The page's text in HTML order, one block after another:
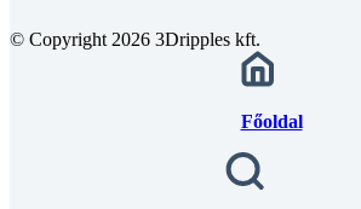
© Copyright 2026 3Dripples kft.
Főoldal